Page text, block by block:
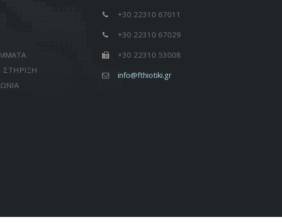
ΣΤΗΡΙΞΗ
+30 22310 67011
+30 22310 67029
+30 22310 53008
info@fthiotiki.gr